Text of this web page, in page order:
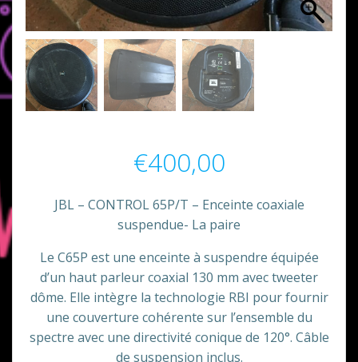
€400,00
JBL – CONTROL 65P/T – Enceinte coaxiale
suspendue- La paire
Le C65P est une enceinte à suspendre équipée
d’un haut parleur coaxial 130 mm avec tweeter
dôme. Elle intègre la technologie RBI pour fournir
une couverture cohérente sur l’ensemble du
spectre avec une directivité conique de 120°. Câble
de suspension inclus.